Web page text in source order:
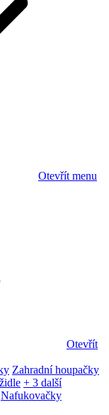
Otevřít menu
Otevřít
Zahradní houpačky
+ 3 další
Nafukovačky